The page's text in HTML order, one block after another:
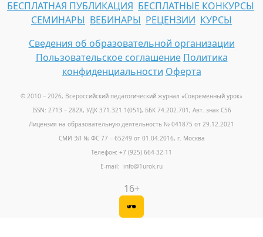
БЕСПЛАТНАЯ ПУБЛИКАЦИЯ БЕСПЛАТНЫЕ КОНКУРСЫ
СЕМИНАРЫ ВЕБИНАРЫ РЕЦЕНЗИИ КУРСЫ
Сведения об образовательной организации
Пользовательское соглашение Политика
конфиденциальности Оферта
© 2010 – 2026, Всероссийский педагогический журнал «Современный урок»
ISSN: 2713 – 282X, УДК 371.321.1(051), ББК 74.202.701, Авт. знак С56
Лицензия на образовательную деятельность № 041875 от 29.12.2021
СМИ ЭЛ № ФС 77 – 65249 от 01.04.2016, г. Москва
Телефон: +7 (925) 664-32-11
E-mail: info@1urok.ru
16+